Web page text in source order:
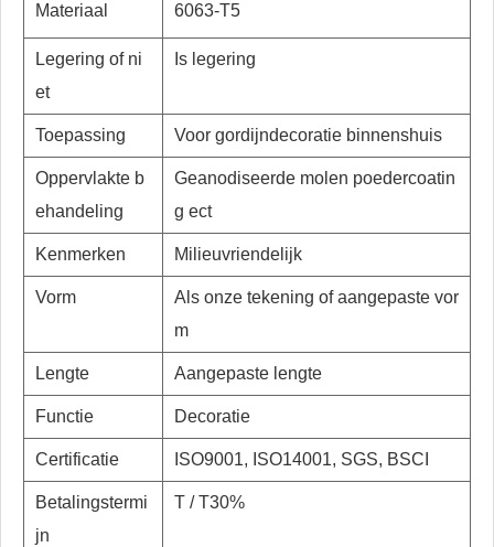
Materiaal 6063-T5
Legering of ni
et
Is legering
Toepassing Voor gordijndecoratie binnenshuis
Oppervlakte b
ehandeling
Geanodiseerde molen poedercoatin
g ect
Kenmerken Milieuvriendelijk
Vorm
Als onze tekening of aangepaste vor
m
Lengte Aangepaste lengte
Functie Decoratie
Certificatie ISO9001, ISO14001, SGS, BSCI
Betalingstermi
jn
T / T30%